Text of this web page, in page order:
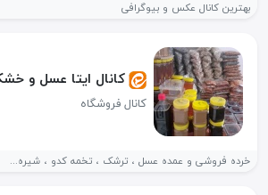
بهترین کانال عکس و بیوگرافی
کانال ایتا عسل و
کانال فروشگاه
خرده فروشی و عمده عسل ، ترشک ، تخمه کدو ، شیره...